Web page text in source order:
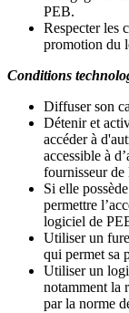
PEB.
Respecter les
promotion du
Conditions
Diffuser son
Détenir et
accéder à
accessible à d’
fournisseur
Si elle
permettre l’
logiciel de
Utiliser un
qui permet sa
Utiliser un
notamment la
par la norme